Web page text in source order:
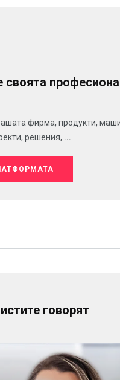
своята
фирма, продукти,
решения, ...
говорят